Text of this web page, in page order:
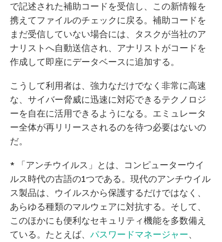
で記述された補助コードを受信し、この新情報を
携えてファイルのチェックに戻る。補助コードを
まだ受信していない場合には、タスクが当社のア
ナリストへ自動送信され、アナリストがコードを
作成して即座にデータベースに追加する。
こうして利用者は、強力なだけでなく非常に高速
な、サイバー脅威に迅速に対応できるテクノロジ
ーを自在に活用できるようになる。エミュレータ
ー全体が再リリースされるのを待つ必要はないの
だ。
* 「アンチウイルス」とは、コンピューターウイ
ルス時代の古語の1つである。現代のアンチウイル
ス製品は、ウイルスから保護するだけではなく、
あらゆる種類のマルウェアに対抗する。そして、
このほかにも便利なセキュリティ機能を多数備え
ている。たとえば、 パスワードマネージャー、